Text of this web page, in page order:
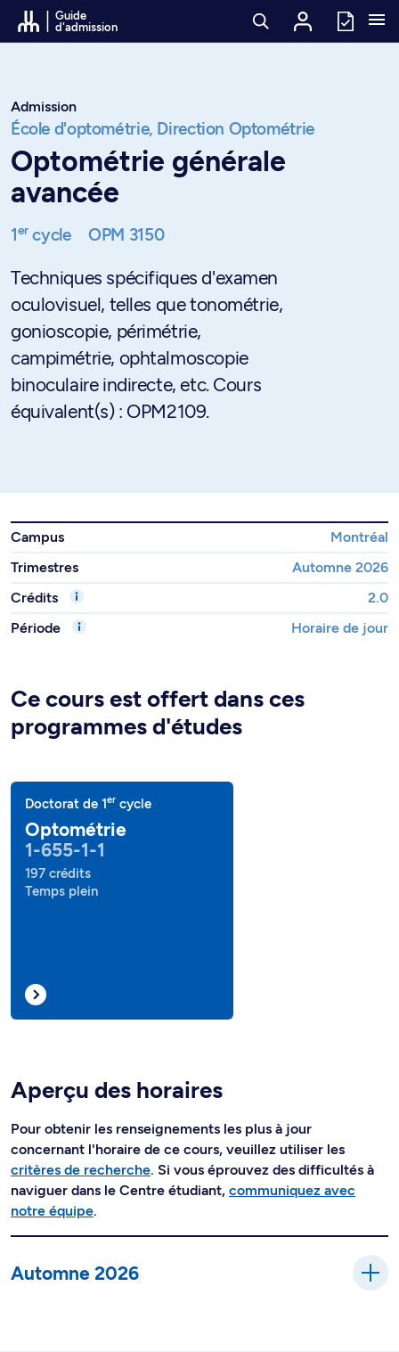
Passer au contenu
Guide
d'admission
Admission
École d'optométrie, Direction Optométrie
Optométrie générale
avancée
1ercycle OPM 3150
Techniques spécifiques d'examen
oculovisuel, telles que tonométrie,
gonioscopie, périmétrie,
campimétrie, ophtalmoscopie
binoculaire indirecte, etc. Cours
équivalent(s) : OPM2109.
Campus
Montréal
Trimestres
Automne 2026
Crédits
2.0
Période
Horaire de jour
Ce cours est offert dans ces
programmes d'études
Doctorat de 1er cycle
Optométrie
1-655-1-1
197 crédits
Temps plein
Aperçu des horaires
Pour obtenir les renseignements les plus à jour
concernant l'horaire de ce cours, veuillez utiliser les
critères de recherche. Si vous éprouvez des difficultés à
naviguer dans le Centre étudiant, communiquez avec
notre équipe.
Automne 2026